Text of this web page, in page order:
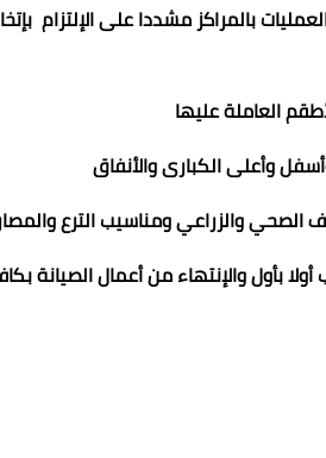
بالمراكز مشددا على الإلتزام
العاملة عليها
وأعلى الكبارى والأنفاق
الصحي والزراعي ومناسيب الترع
بأول والإنتهاء من أعمال الصيانة